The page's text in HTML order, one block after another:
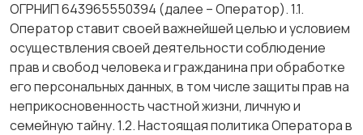
ОГРНИП 643965550394 (далее – Оператор). 1.1.
Оператор ставит своей важнейшей целью и условием
осуществления своей деятельности соблюдение
прав и свобод человека и гражданина при обработке
его персональных данных, в том числе защиты прав на
неприкосновенность частной жизни, личную и
семейную тайну. 1.2. Настоящая политика Оператора в